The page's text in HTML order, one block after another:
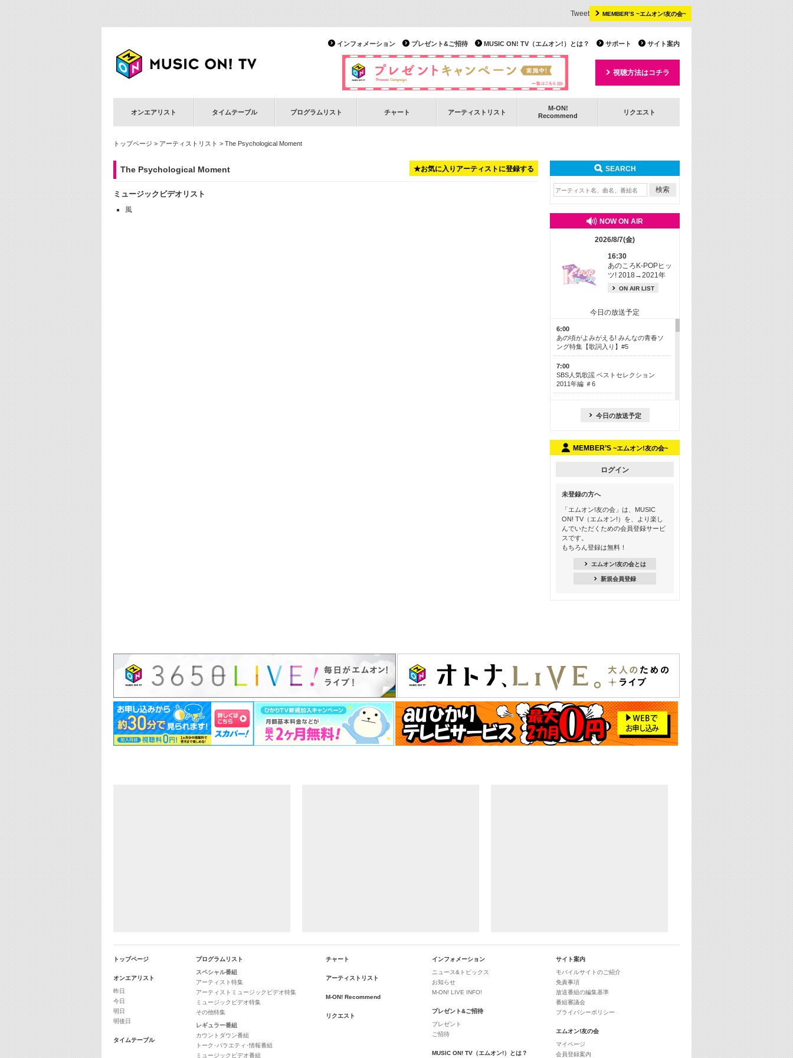
MEMBER’S ~エムオン!友の会~
Tweet
サイト案内
サポート
MUSIC ON! TV（エムオン!）とは？
プレゼント&ご招待
インフォメーション
視聴方法はコチラ
オンエアリスト タイムテーブル プログラムリスト チャート アーティストリスト
M-ON!
Recommend
リクエスト
トップページ > アーティストリスト > The Psychological Moment
★お気に入りアーティストに登録する
The Psychological Moment
ミュージックビデオリスト
風
SEARCH
NOW ON AIR
2026/8/7(金)
16:30
あのころK-POPヒッ
ツ! 2018→2021年
ON AIR LIST
今日の放送予定
6:00
あの頃がよみがえる! みんなの青春ソ
ング特集【歌詞入り】#5
7:00
SBS人気歌謡 ベストセレクション
2011年編 ＃6
今も昔も愛される鉄板カラオケメドレ
ー【歌詞入り】 一挙5時間！
13:30
Apple Music カウントダウン 20
16:30
あのころK-POPヒッツ! 2018→2021年
18:30
M-ON! Countdown K
23:00
SUPER EIGHT特集
24:00
25:00
エムオン! ヒッツ
26:00
今日の放送予定
MEMBER’S ~エムオン!友の会~
ログイン
未登録の方へ
「エムオン!友の会」は、MUSIC
ON! TV（エムオン!）を、より楽し
んでいただくための会員登録サービ
スです。
もちろん登録は無料！
エムオン!友の会とは
新規会員登録
トップページ
オンエアリスト
昨日
今日
明日
明後日
タイムテーブル
プログラムリスト
スペシャル番組
アーティスト特集
アーティストミュージックビデオ特集
ミュージックビデオ特集
その他特集
レギュラー番組
カウントダウン番組
トーク･バラエティ･情報番組
ミュージックビデオ番組
チャート
アーティストリスト
M-ON! Recommend
リクエスト
インフォメーション
ニュース&トピックス
お知らせ
M-ON! LIVE INFO!
プレゼント&ご招待
プレゼント
ご招待
MUSIC ON! TV（エムオン!）とは？
サイト案内
モバイルサイトのご紹介
免責事項
放送番組の編集基準
番組審議会
プライバシーポリシー
エムオン!友の会
マイページ
会員登録案内